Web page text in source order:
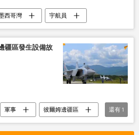
西哥灣 宇航員
疆區發生設備故
軍事
彼爾姆邊疆區
還有 1